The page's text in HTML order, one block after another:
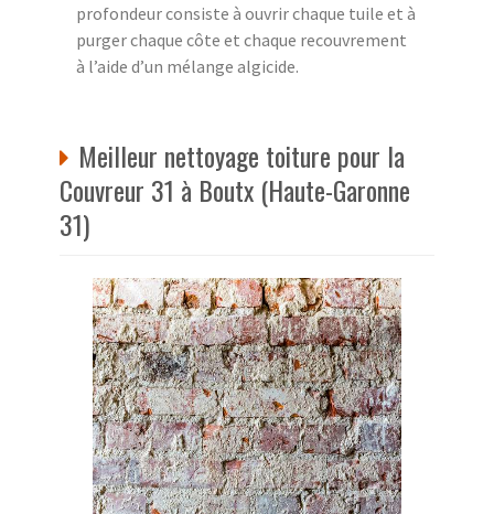
profondeur consiste à ouvrir chaque tuile et à
purger chaque côte et chaque recouvrement
à l’aide d’un mélange algicide.
Meilleur nettoyage toiture pour la
Couvreur 31 à Boutx (Haute-Garonne
31)